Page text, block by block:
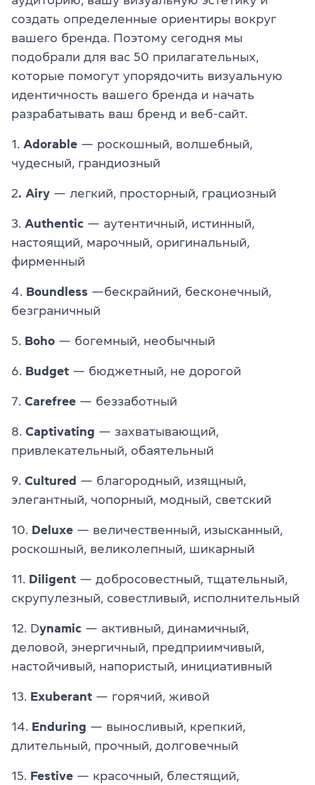
создать определенные ориентиры вокруг
вашего бренда. Поэтому сегодня мы
подобрали для вас 50 прилагательных,
которые помогут упорядочить визуальную
идентичность вашего бренда и начать
разрабатывать ваш бренд и веб-сайт.
1. Adorable — роскошный, волшебный,
чудесный, грандиозный
2. Airy — легкий, просторный, грациозный
3. Authentic — аутентичный, истинный,
настоящий, марочный, оригинальный,
фирменный
4. Boundless —бескрайний, бесконечный,
безграничный
5. Boho — богемный, необычный
6. Budget — бюджетный, не дорогой
7. Carefree — беззаботный
8. Captivating — захватывающий,
привлекательный, обаятельный
9. Cultured — благородный, изящный,
элегантный, чопорный, модный, светский
10. Deluxe — величественный, изысканный,
роскошный, великолепный, шикарный
11. Diligent — добросовестный, тщательный,
скрупулезный, совестливый, исполнительный
12. Dynamic — активный, динамичный,
деловой, энергичный, предприимчивый,
настойчивый, напористый, инициативный
13. Exuberant — горячий, живой
14. Enduring — выносливый, крепкий,
длительный, прочный, долговечный
15. Festive — красочный, блестящий,